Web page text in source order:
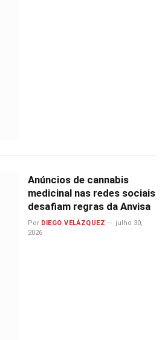
Anúncios de cannabis
medicinal nas redes sociais
desafiam regras da Anvisa
Por DIEGO VELÁZQUEZ
julho 30,
2026